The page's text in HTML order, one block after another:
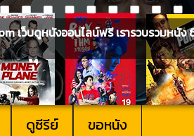
เว็บดูหนังออนไลน์ฟรี เรารวบรวมหนั
ดูซีรีย์ ขอหนัง